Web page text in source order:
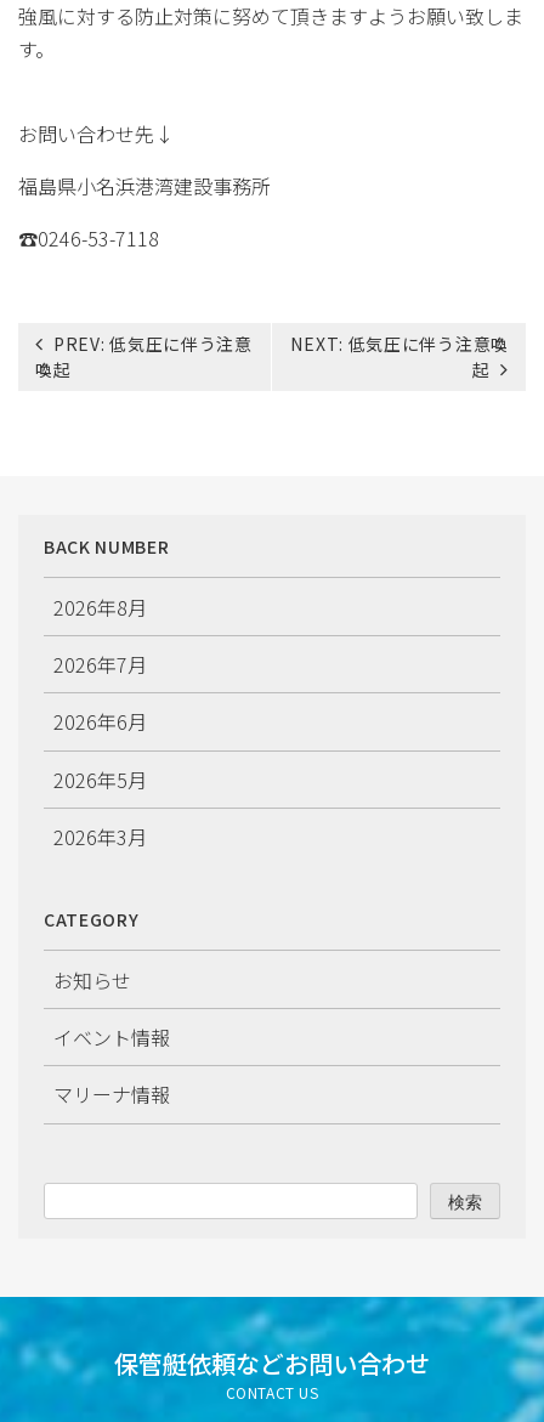
強風に対する防止対策に努めて頂きますようお願い致しま
す。
お問い合わせ先↓
福島県小名浜港湾建設事務所
☎0246-53-7118
投
稿
PREV: 低気圧に伴う注意
喚起
NEXT: 低気圧に伴う注意喚
起
BACK NUMBER
2026年8月
2026年7月
2026年6月
2026年5月
2026年3月
2026年1月
2025年12月
2025年11月
2025年10月
2025年9月
2025年7月
2025年6月
CATEGORY
お知らせ
イベント情報
マリーナ情報
検索
保管艇依頼などお問い合わせ
CONTACT US